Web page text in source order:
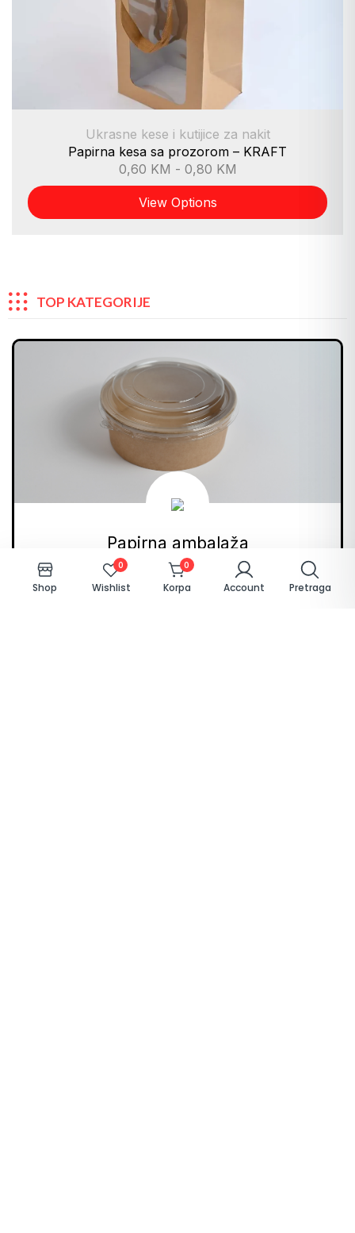
Ukrasne kese i kutijice za nakit
Papirna kesa sa prozorom – KRAFT
0,60 KM - 0,80 KM
View Options
TOP KATEGORIJE
Papirna ambalaža
Kartonske kutije i tanjirići, kraft posude, papirne čaše,
kese, salvete, ubrusi
Shop
0
Wishlist
0
Korpa Account Pretraga